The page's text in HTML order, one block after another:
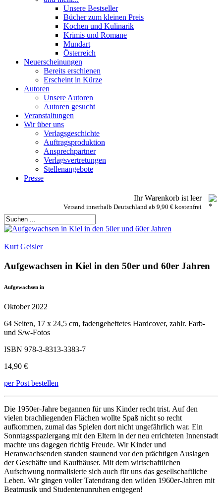
Unsere Bestseller
Bücher zum kleinen Preis
Kochen und Kulinarik
Krimis und Romane
Mundart
Österreich
Neuerscheinungen
Bereits erschienen
Erscheint in Kürze
Autoren
Unsere Autoren
Autoren gesucht
Veranstaltungen
Wir über uns
Verlagsgeschichte
Auftragsproduktion
Ansprechpartner
Verlagsvertretungen
Stellenangebote
Presse
Ihr Warenkorb ist leer
Versand innerhalb Deutschland ab 9,90 € kostenfrei
Kurt Geisler
Aufgewachsen in Kiel in den 50er und 60er Jahren
Aufgewachsen in
Oktober 2022
64 Seiten, 17 x 24,5 cm, fadengeheftetes Hardcover, zahlr. Farb-
und S/w-Fotos
ISBN 978-3-8313-3383-7
14,90 €
per Post bestellen
Die 1950er-Jahre begannen für uns Kinder recht trist. Auf den
vielen brachliegenden Flächen wollte Spaß nicht so recht
aufkommen, zumal das Spielen dort nicht ungefährlich war. Ein
Sonntagsspaziergang mit den Eltern in der neu errichteten Innenstadt
machte uns dagegen richtig Freude. Wir Kinder und
Heranwachsenden standen staunend vor den prächtigen Auslagen
der Geschäfte und Kaufhäuser. Mit dem wirtschaftlichen
Aufschwung normalisierte sich auch für uns das gesellschaftliche
Leben. Wir gingen voller Tatendrang den wilden 1960er-Jahren mit
Beatmusik und Studentenunruhen entgegen!